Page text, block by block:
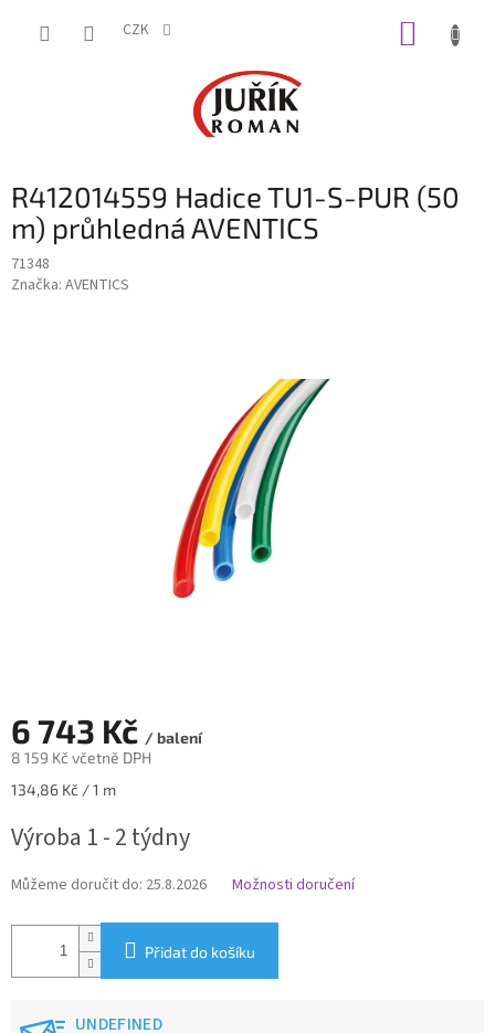
CZK
R412014559 Hadice TU1-S-PUR (50
m) průhledná AVENTICS
71348
Značka: AVENTICS
6 743 Kč / balení
8 159 Kč včetně DPH
Měrná
134,86 Kč / 1 m
Výroba 1 - 2 týdny
Můžeme doručit do: 25.8.2026 Možnosti doručení
Přidat do košíku
UNDEFINED